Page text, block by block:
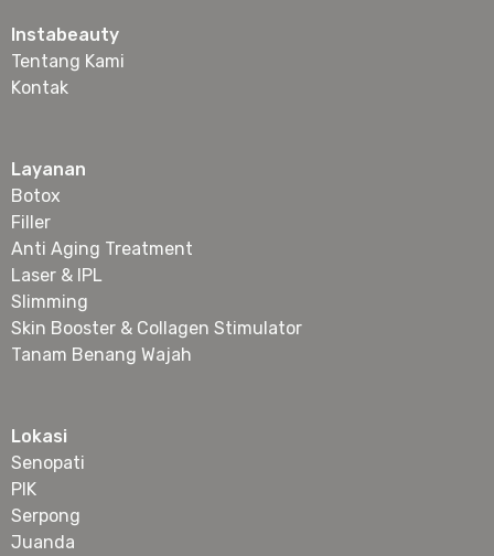
Instabeauty
Tentang Kami
Kontak
Layanan
Botox
Filler
Anti Aging Treatment
Laser & IPL
Slimming
Skin Booster & Collagen Stimulator
Tanam Benang Wajah
Lokasi
Senopati
PIK
Serpong
Juanda